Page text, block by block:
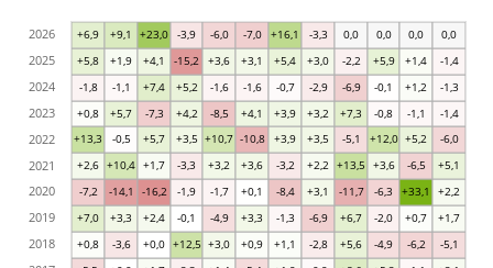
+0,8 -3,6 +0,0 +12,5 +3,0 +0,9 +1,1 -2,8 +5,6 -4,9 -6,2 -5,1
+7,0 +3,3 +2,4 -0,1 -4,9 +3,3 -1,3 -6,9 +6,7 -2,0 +0,7 +1,7
-7,2 -14,1 -16,2 -1,9 -1,7 +0,1 -8,4 +3,1 -11,7 -6,3 +33,1 +2,2
+2,6 +10,4 +1,7 -3,3 +3,2 +3,6 -3,2 +2,2 +13,5 +3,6 -6,5 +5,1
+13,3 -0,5 +5,7 +3,5 +10,7 -10,8 +3,9 +3,5 -5,1 +12,0 +5,2 -6,0
+0,8 +5,7 -7,3 +4,2 -8,5 +4,1 +3,9 +3,2 +7,3 -0,8 -1,1 -1,4
-1,8 -1,1 +7,4 +5,2 -1,6 -1,6 -0,7 -2,9 -6,9 -0,1 +1,2 -1,3
+5,8 +1,9 +4,1 -15,2 +3,6 +3,1 +5,4 +3,0 -2,2 +5,9 +1,4 -1,4
+6,9 +9,1 +23,0 -3,9 -6,0 -7,0 +16,1 -3,3 0,0 0,0 0,0 0,0
2018
2019
2020
2021
2022
2023
2024
2025
2026